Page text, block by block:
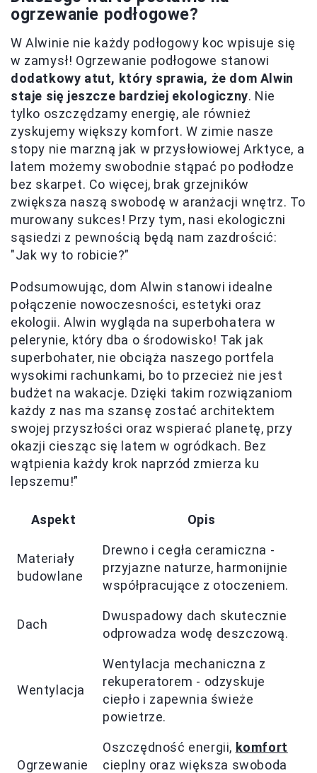
ogrzewanie podłogowe?
W Alwinie nie każdy podłogowy koc wpisuje się
w zamysł! Ogrzewanie podłogowe stanowi
dodatkowy atut, który sprawia, że dom Alwin
staje się jeszcze bardziej ekologiczny. Nie
tylko oszczędzamy energię, ale również
zyskujemy większy komfort. W zimie nasze
stopy nie marzną jak w przysłowiowej Arktyce, a
latem możemy swobodnie stąpać po podłodze
bez skarpet. Co więcej, brak grzejników
zwiększa naszą swobodę w aranżacji wnętrz. To
murowany sukces! Przy tym, nasi ekologiczni
sąsiedzi z pewnością będą nam zazdrościć:
"Jak wy to robicie?”
Podsumowując, dom Alwin stanowi idealne
połączenie nowoczesności, estetyki oraz
ekologii. Alwin wygląda na superbohatera w
pelerynie, który dba o środowisko! Tak jak
superbohater, nie obciąża naszego portfela
wysokimi rachunkami, bo to przecież nie jest
budżet na wakacje. Dzięki takim rozwiązaniom
każdy z nas ma szansę zostać architektem
swojej przyszłości oraz wspierać planetę, przy
okazji ciesząc się latem w ogródkach. Bez
wątpienia każdy krok naprzód zmierza ku
lepszemu!”
Aspekt Opis
Materiały
budowlane
Drewno i cegła ceramiczna -
przyjazne naturze, harmonijnie
współpracujące z otoczeniem.
Dach
Dwuspadowy dach skutecznie
odprowadza wodę deszczową.
Wentylacja
Wentylacja mechaniczna z
rekuperatorem - odzyskuje
ciepło i zapewnia świeże
powietrze.
Ogrzewanie
Oszczędność energii, komfort
cieplny oraz większa swoboda